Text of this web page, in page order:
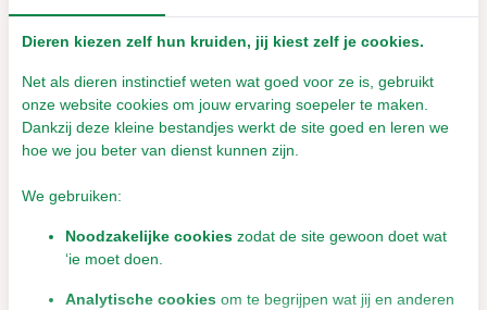
Trakteren zonder schuldgevoel
Veel commerciële dierensnacks bevatten toegevoegde
binnen een natuurlijke benadering van voeding. Onze koekjes
kwaliteit.
Denk aan lijnzaadbrokjes, luzerne ruitjes, groente maantjes,
Dieren kiezen zelf hun kruiden, jij kiest zelf je cookies.
Net als dieren instinctief weten wat goed voor ze is, gebruikt
onze website cookies om jouw ervaring soepeler te maken.
Dankzij deze kleine bestandjes werkt de site goed en leren we
hoe we jou beter van dienst kunnen zijn.
We gebruiken:
Noodzakelijke cookies zodat de site gewoon doet wat
‘ie moet doen.
Analytische cookies om te begrijpen wat jij en anderen